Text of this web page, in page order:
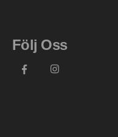
Följ Oss